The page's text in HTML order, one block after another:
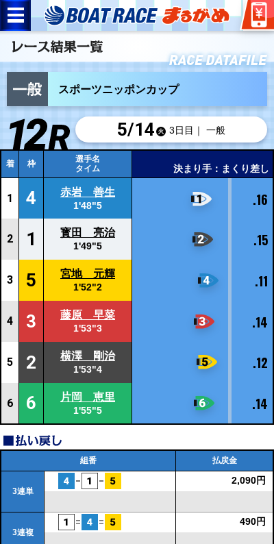
スポーツニッポンカップ
5/14 3日目｜ 一般
着 枠
選手名
タイム
決まり手：まくり差し
1 4 赤岩 善生
1'48"5 .16
.15
.11
.14
.12
.14
2 1 寳田 亮治
1'49"5
3 5 宮地 元輝
1'52"2
4 3 藤原 早菜
1'53"3
5 2 横澤 剛治
1'53"4
6 6 片岡 恵里
1'55"5
組番 払戻金
3連単
2,090円
3連複
490円